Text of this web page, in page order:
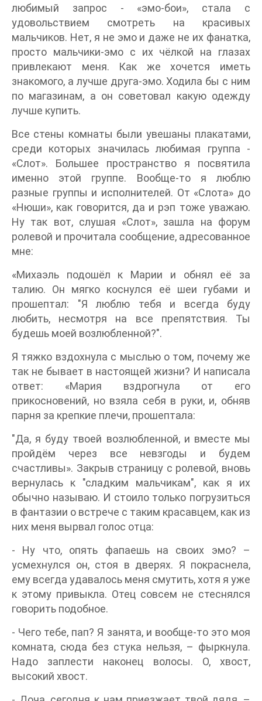
любимый запрос - «эмо-бои», стала с
удовольствием смотреть на красивых
мальчиков. Нет, я не эмо и даже не их фанатка,
просто мальчики-эмо с их чёлкой на глазах
привлекают меня. Как же хочется иметь
знакомого, а лучше друга-эмо. Ходила бы с ним
по магазинам, а он советовал какую одежду
лучше купить.
Все стены комнаты были увешаны плакатами,
среди которых значилась любимая группа -
«Слот». Большее пространство я посвятила
именно этой группе. Вообще-то я люблю
разные группы и исполнителей. От «Слота» до
«Нюши», как говорится, да и рэп тоже уважаю.
Ну так вот, слушая «Слот», зашла на форум
ролевой и прочитала сообщение, адресованное
мне:
«Михаэль подошёл к Марии и обнял её за
талию. Он мягко коснулся её шеи губами и
прошептал: "Я люблю тебя и всегда буду
любить, несмотря на все препятствия. Ты
будешь моей возлюбленной?".
Я тяжко вздохнула с мыслью о том, почему же
так не бывает в настоящей жизни? И написала
ответ: «Мария вздрогнула от его
прикосновений, но взяла себя в руки, и, обняв
парня за крепкие плечи, прошептала:
"Да, я буду твоей возлюбленной, и вместе мы
пройдём через все невзгоды и будем
счастливы». Закрыв страницу с ролевой, вновь
вернулась к "сладким мальчикам", как я их
обычно называю. И стоило только погрузиться
в фантазии о встрече с таким красавцем, как из
них меня вырвал голос отца:
- Ну что, опять фапаешь на своих эмо? –
усмехнулся он, стоя в дверях. Я покраснела,
ему всегда удавалось меня смутить, хотя я уже
к этому привыкла. Отец совсем не стеснялся
говорить подобное.
- Чего тебе, пап? Я занята, и вообще-то это моя
комната, сюда без стука нельзя, – фыркнула.
Надо заплести наконец волосы. О, хвост,
высокий хвост.